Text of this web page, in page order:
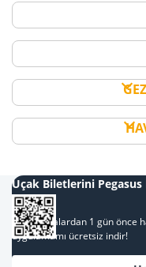
Uçak Biletlerini
Al
Kampanyalardan 1 gün önce
uygulamamı ücretsiz indir!